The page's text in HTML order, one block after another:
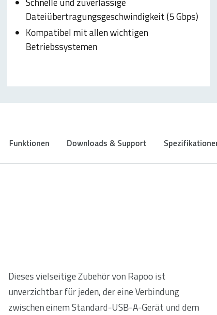
Dateiübertragungsgeschwindigkeit (5 Gbps)
Kompatibel mit allen wichtigen
Betriebssystemen
Funktionen Downloads & Support
Dieses vielseitige Zubehör von Rapoo ist
unverzichtbar für jeden, der eine Verbindung
zwischen einem Standard-USB-A-Gerät und dem